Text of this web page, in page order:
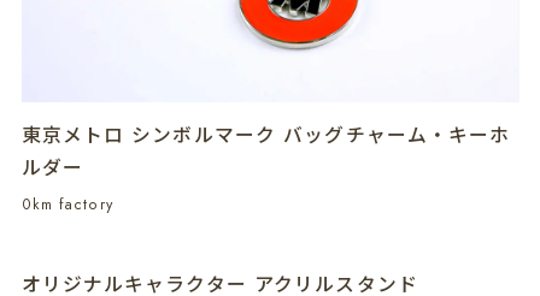
東京メトロ シンボルマーク バッグチャーム・キーホ
ルダー
0km factory
オリジナルキャラクター アクリルスタンド